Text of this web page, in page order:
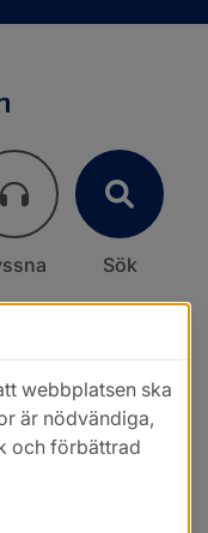
Sök
webbplatsen ska
är nödvändiga,
och förbättrad